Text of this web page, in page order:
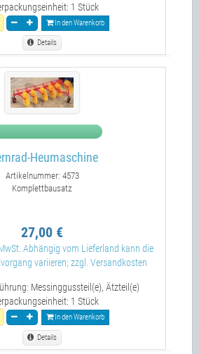
1 Stück
In den Warenkorb
Details
Heumaschine
Artikelnummer: 4573
Komplettbausatz
27,00 €
Abhängig vom Lieferland kann die
variieren; zzgl. Versandkosten
Messinggussteil(e), Ätzteil(e)
1 Stück
In den Warenkorb
Details